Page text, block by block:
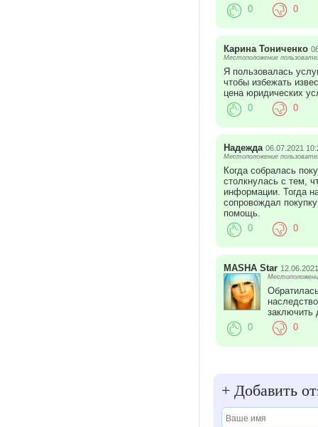
0
0
Карина Тониченко
Местоположение
Я пользовалась
чтобы избежать
цена юридических
0
0
Надежда 06.07.2021
Местоположение
Когда собралась
столкнулась с тем,
информации. Тогда
сопровождал
помощь.
0
0
MASHA Star
заключить
0
0
+ Добавить